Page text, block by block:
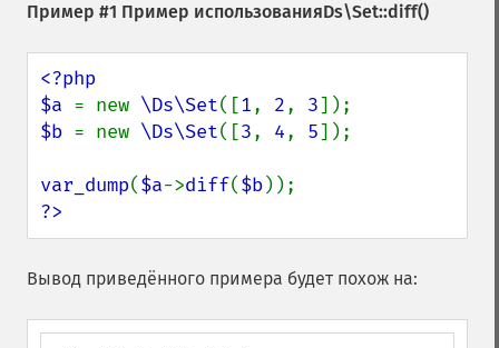
Пример #1 Пример использованияDs\Set::diff()
<?php
$a = new \Ds\Set([1, 2, 3
$b = new \Ds\Set([3, 4, 5]);
var_dump($a->diff($b
?>
Вывод приведённого примера будет похож на: